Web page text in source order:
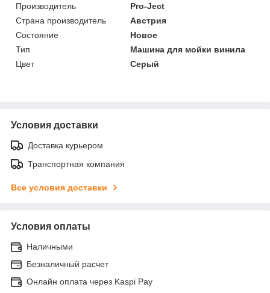
Производитель
Pro-Ject
Страна производитель
Австрия
Состояние
Новое
Тип
Машина для мойки винила
Цвет
Серый
Условия доставки
Доставка курьером
Транспортная компания
Все условия доставки
Условия оплаты
Наличными
Безналичный расчет
Онлайн оплата через Kaspi Pay